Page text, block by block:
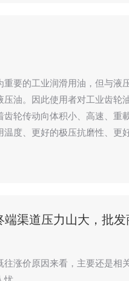
要的工业润滑用油，但与液
油。因此使用者对工业齿轮
轮传动向体积小、高速、重
度、更好的极压抗磨性、更
端渠道压力山大，批发
涨价原因来看，主要还是相